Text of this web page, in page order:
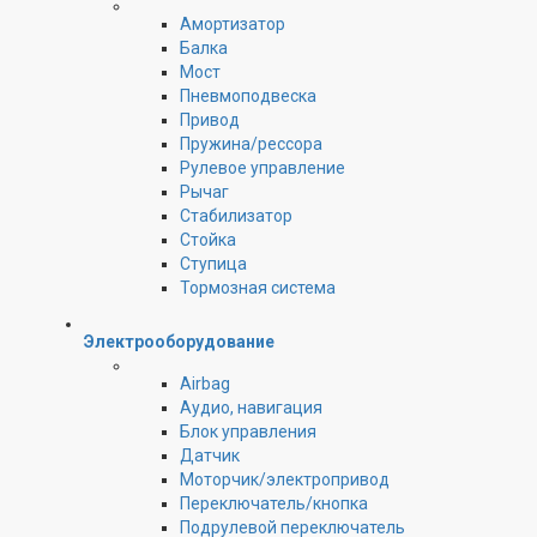
Амортизатор
Балка
Мост
Пневмоподвеска
Привод
Пружина/рессора
Рулевое управление
Рычаг
Стабилизатор
Стойка
Ступица
Тормозная система
Электрооборудование
Airbag
Аудио, навигация
Блок управления
Датчик
Моторчик/электропривод
Переключатель/кнопка
Подрулевой переключатель